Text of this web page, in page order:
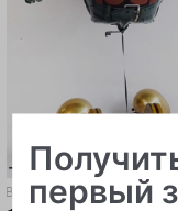
Воздушные шары
первый